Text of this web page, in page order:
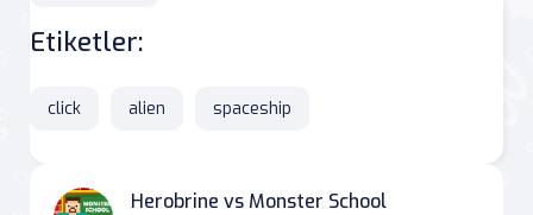
Etiketler:
click alien spaceship
Herobrine vs Monster School